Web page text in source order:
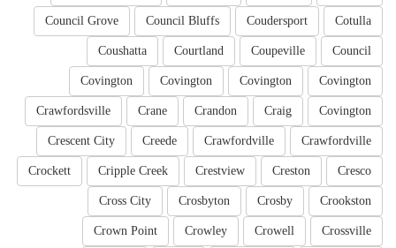
Cotulla
Coudersport
Council Bluffs
Council Grove
Council
Coupeville
Courtland
Coushatta
Covington
Covington
Covington
Covington
Covington
Craig
Crandon
Crane
Crawfordsville
Crawfordville
Crawfordville
Creede
Crescent City
Cresco
Creston
Crestview
Cripple Creek
Crockett
Crookston
Crosby
Crosbyton
Cross City
Crossville
Crowell
Crowley
Crown Point